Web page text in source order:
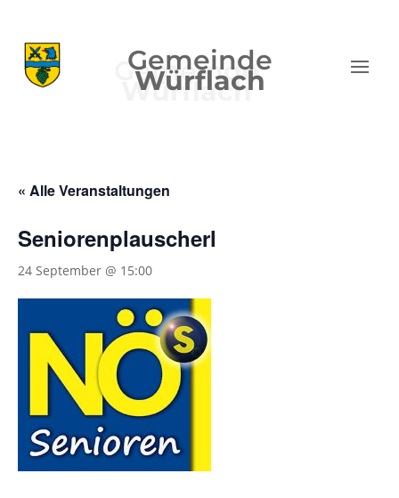
Gemeinde
Würflach
« Alle Veranstaltungen
Seniorenplauscherl
24 September @ 15:00